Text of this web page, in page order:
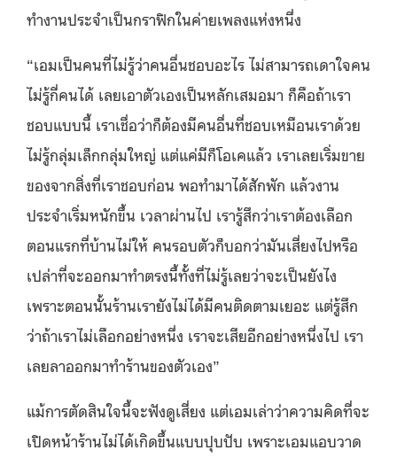
ทำงานประจำเป็นกราฟิกในค่ายเพลงแห่งหนึ่ง
“เอมเป็นคนที่ไม่รู้ว่าคนอื่นชอบอะไร ไม่สามารถเดาใจคน
ไม่รู้กี่คนได้ เลยเอาตัวเองเป็นหลักเสมอมา ก็คือถ้าเรา
ชอบแบบนี้ เราเชื่อว่าก็ต้องมีคนอื่นที่ชอบเหมือนเราด้วย
ไม่รู้กลุ่มเล็กกลุ่มใหญ่ แต่แค่มีก็โอเคแล้ว เราเลยเริ่มขาย
ของจากสิ่งที่เราชอบก่อน พอทำมาได้สักพัก แล้วงาน
ประจำเริ่มหนักขึ้น เวลาผ่านไป เรารู้สึกว่าเราต้องเลือก
ตอนแรกที่บ้านไม่ให้ คนรอบตัวก็บอกว่ามันเสี่ยงไปหรือ
เปล่าที่จะออกมาทำตรงนี้ทั้งที่ไม่รู้เลยว่าจะเป็นยังไง
เพราะตอนนั้นร้านเรายังไม่ได้มีคนติดตามเยอะ แต่รู้สึก
ว่าถ้าเราไม่เลือกอย่างหนึ่ง เราจะเสียอีกอย่างหนึ่งไป เรา
เลยลาออกมาทำร้านของตัวเอง”
แม้การตัดสินใจนี้จะฟังดูเสี่ยง แต่เอมเล่าว่าความคิดที่จะ
เปิดหน้าร้านไม่ได้เกิดขึ้นแบบปุบปับ เพราะเอมแอบวาด